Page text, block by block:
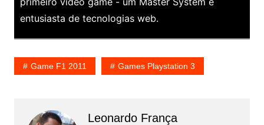
entusiasta de tecnologias web.
Game F1 2011 Games Playstation 3
Leonardo França